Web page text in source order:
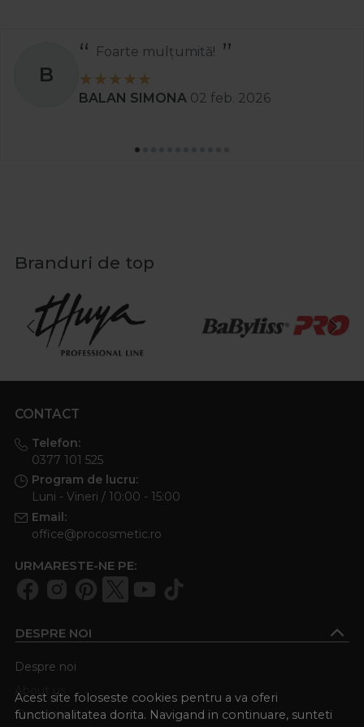
Acest site foloseste cookies pentru a va oferi
functionalitatea dorita. Navigand in continuare, sunteti
B
Foarte mulțumită!
BALAN SIMONA 02 feb. 2026
Branduri de top
CONTACT
Telefon:
0377 101 525
Program de lucru:
Luni - Vineri / 10:00 - 15:00
Email:
office@procosmetic.ro
URMARESTE-NE PE:
DESPRE NOI
Despre noi
About us
Chi siamo